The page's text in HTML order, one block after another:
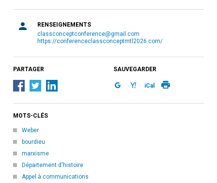
RENSEIGNEMENTS
classconceptconference@gmail.com
https://conferenceclassconceptmtl2026.com/
PARTAGER SAUVEGARDER
iCal
MOTS-CLÉS
Weber
bourdieu
marxisme
Département d'histoire
Appel à communications